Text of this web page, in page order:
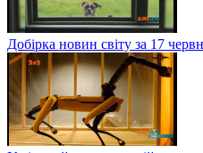
Добірка новин світу за 17